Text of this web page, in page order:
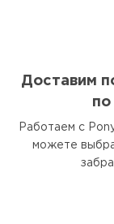
Доставим
по
Работаем с
можете